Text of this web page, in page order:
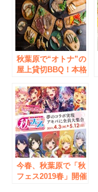
剣伝説、KH、クロ
ノなど名曲づくし！
秋葉原で“オトナ”の
屋上貸切BBQ！本格
「REALBBQ
PARK」の新店舗が3
月11日オープン
今春、秋葉原で「秋
フェス2019春」開催